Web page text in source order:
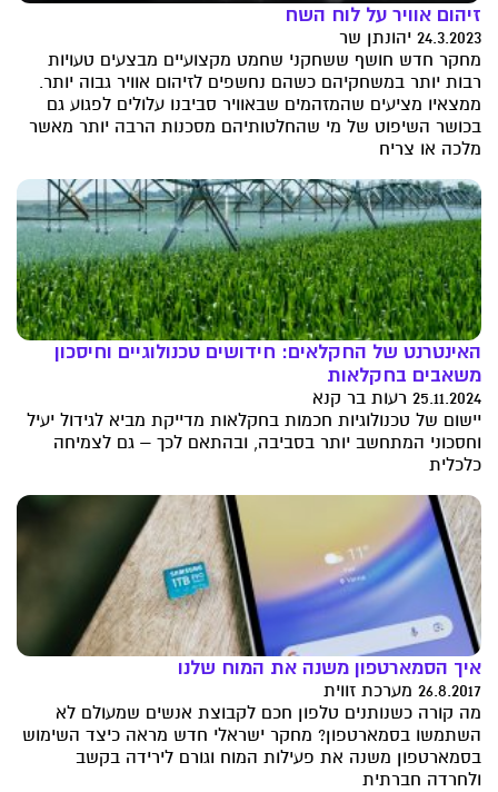
זיהום אוויר על לוח השח
24.3.2023 יהונתן שר
מחקר חדש חושף ששחקני שחמט מקצועיים מבצעים טעויות
רבות יותר במשחקיהם כשהם נחשפים לזיהום אוויר גבוה יותר.
ממצאיו מציעים שהמזהמים שבאוויר סביבנו עלולים לפגוע גם
בכושר השיפוט של מי שהחלטותיהם מסכנות הרבה יותר מאשר
מלכה או צריח
האינטרנט של החקלאים: חידושים טכנולוגיים וחיסכון
משאבים בחקלאות
25.11.2024 רעות בר קנא
יישום של טכנולוגיות חכמות בחקלאות מדייקת מביא לגידול יעיל
וחסכוני המתחשב יותר בסביבה, ובהתאם לכך – גם לצמיחה
כלכלית
איך הסמארטפון משנה את המוח שלנו
26.8.2017 מערכת זווית
מה קורה כשנותנים טלפון חכם לקבוצת אנשים שמעולם לא
השתמשו בסמארטפון? מחקר ישראלי חדש מראה כיצד השימוש
בסמארטפון משנה את פעילות המוח וגורם לירידה בקשב
ולחרדה חברתית